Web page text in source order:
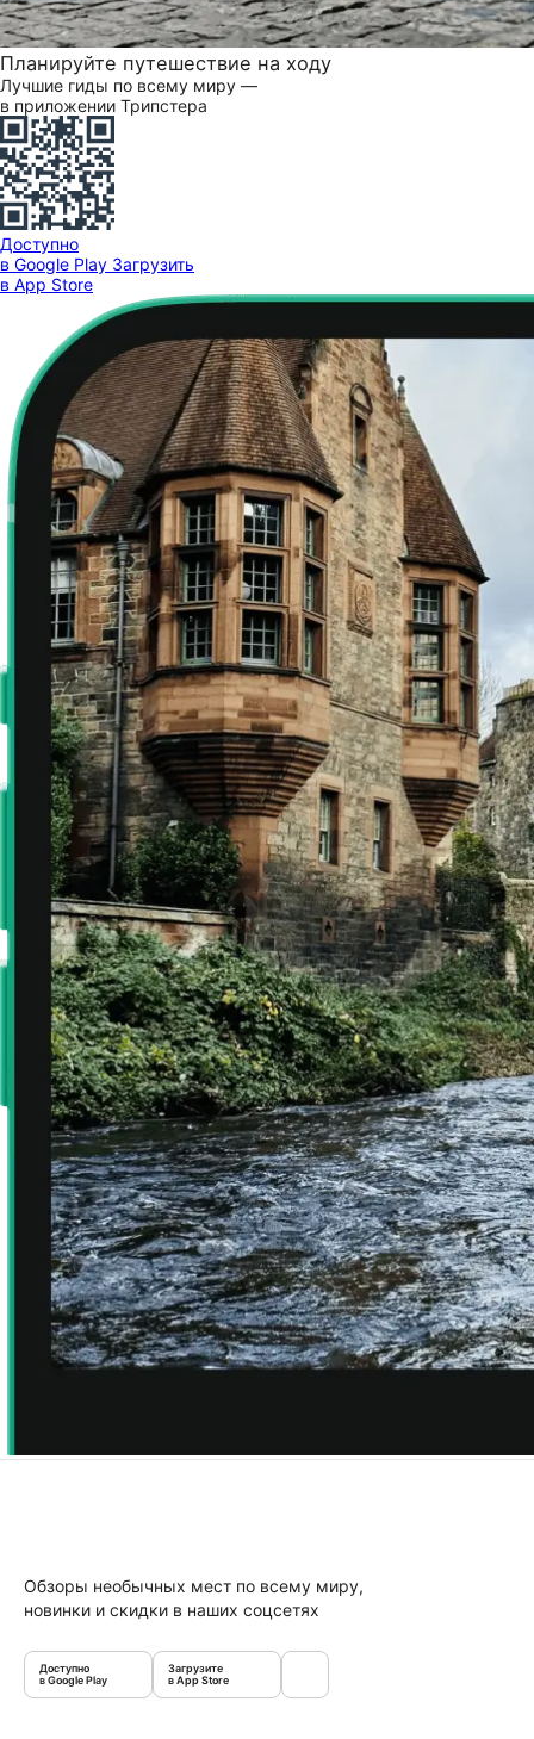
Планируйте путешествие на ходу
Лучшие гиды по всему миру —
в приложении Трипстера
Доступно
в Google Play Загрузить
в App Store
Обзоры необычных мест по всему миру,
новинки и скидки в наших соцсетях
Доступно
в Google Play
Загрузите
в App Store